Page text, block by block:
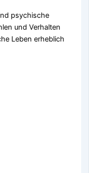
psychische
und Verhalten
Leben erheblich